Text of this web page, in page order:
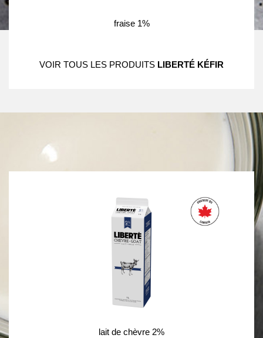
fraise 1%
VOIR TOUS LES PRODUITS LIBERTÉ KÉFIR
lait de chèvre 2%